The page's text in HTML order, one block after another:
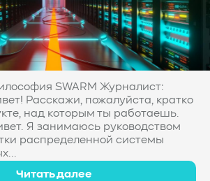
SWARM Журналист:
Расскажи, пожалуйста, кратко
над которым ты работаешь.
Я занимаюсь руководством
распределенной системы
Читать далее